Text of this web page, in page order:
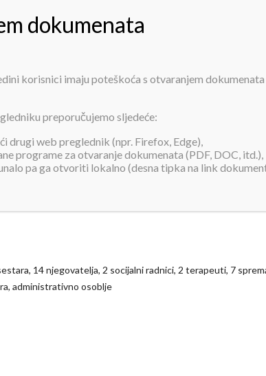
14 njegovatelja, 2 socijalni radnici, 2 terapeuti, 7
administrativno osoblje
korisnici imaju poteškoća s otvaranjem
preporučujemo sljedeće:
web preglednik (npr. Firefox, Edge),
programe za otvaranje dokumenata (PDF, DOC, itd.),
pa ga otvoriti lokalno (desna tipka na link